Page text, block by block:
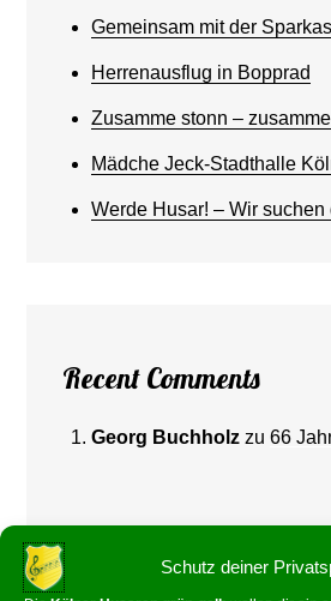
Schutz deiner
Gemeinsam mit der
Herrenausflug in Bopprad
Zusamme stonn –
Mädche Jeck-Stadthalle
Werde Husar! – Wir suchen
Recent Comments
Georg Buchholz zu66